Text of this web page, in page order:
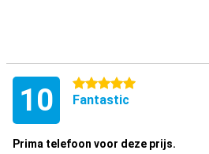
10 5 stars
Fantastic
Prima telefoon voor deze prijs.